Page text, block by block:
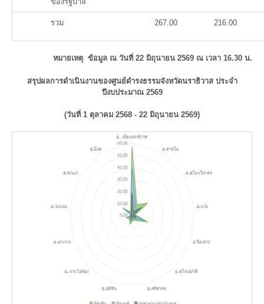
รวม 267.00 216.00
หมายเหตุ ข้อมูล ณ วันที่ 22 มิถุนายน 2569 ณ เวลา 16.30 น.
สรุปผลการดำเนินงานของศูนย์ดำรงธรรมจังหวัดนราธิวาส ประจำ
ปีงบประมาณ 2569
(วันที่ 1 ตุลาคม 2568 - 22 มิถุนายน 2569)